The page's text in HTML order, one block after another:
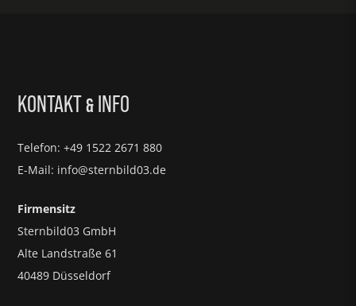
KONTAKT& INFO
Telefon: +49 1522 2671 880
E-Mail: info@sternbild03.de
Firmensitz
Sternbild03 GmbH
Alte Landstraße 61
40489 Düsseldorf